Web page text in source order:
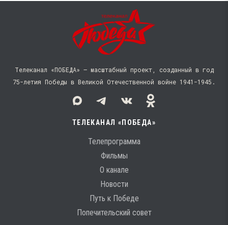
Телеканал «ПОБЕДА» — масштабный проект, созданный в год
75-летия Победы в Великой Отечественной войне 1941−1945.
ТЕЛЕКАНАЛ «ПОБЕДА»
Телепрограмма
Фильмы
О канале
Новости
Путь к Победе
Попечительский совет